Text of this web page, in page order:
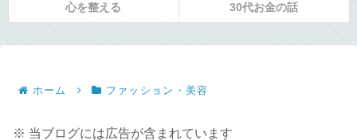
心を整える 30代お金の話
ホーム ファッション・美容
※ 当ブログには広告が含まれています